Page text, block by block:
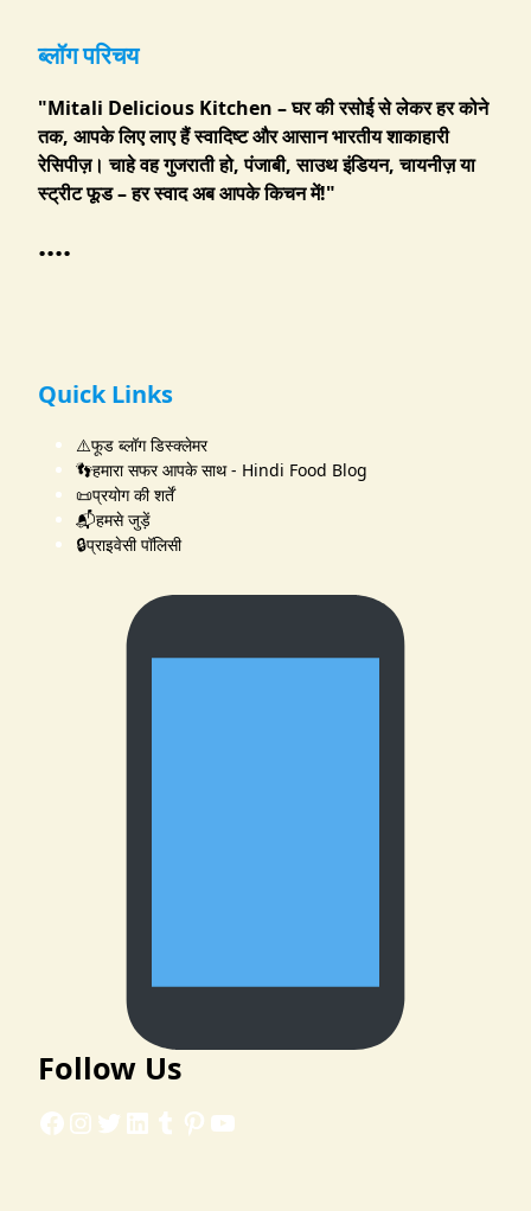
ब्लॉग परिचय
"Mitali Delicious Kitchen – घर की रसोई से लेकर हर कोने
तक, आपके लिए लाए हैं स्वादिष्ट और आसान भारतीय शाकाहारी
रेसिपीज़। चाहे वह गुजराती हो, पंजाबी, साउथ इंडियन, चायनीज़ या
स्ट्रीट फूड – हर स्वाद अब आपके किचन में!"
....
Quick Links
⚠️फूड ब्लॉग डिस्क्लेमर
👣हमारा सफर आपके साथ - Hindi Food Blog
📜प्रयोग की शर्तें
📬हमसे जुड़ें
🔒प्राइवेसी पॉलिसी
Follow Us
Facebook
Instagram
Twitter
LinkedIn
Tumblr
Pinterest
YouTube